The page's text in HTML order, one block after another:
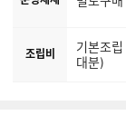
조립비
기본조
대분)